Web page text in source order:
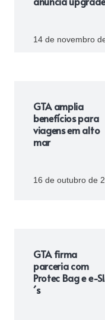
14 de novembro
GTA amplia
benefícios para
viagens em alto
mar
16 de outubro de
GTA firma
parceria com
Protec Bag e e-
´s